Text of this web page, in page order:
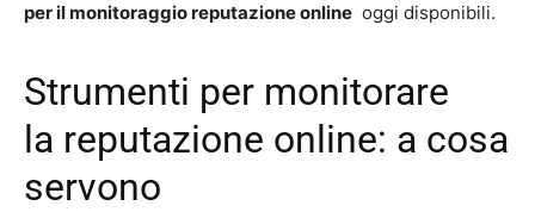
per il monitoraggio reputazione online oggi disponibili.
Strumenti per monitorare
la reputazione online: a cosa
servono